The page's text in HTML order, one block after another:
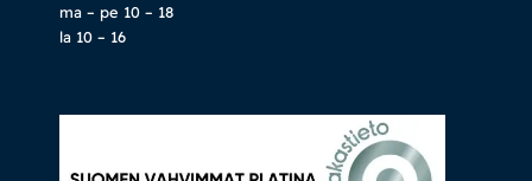
ma – pe 10 – 18
la 10 – 16